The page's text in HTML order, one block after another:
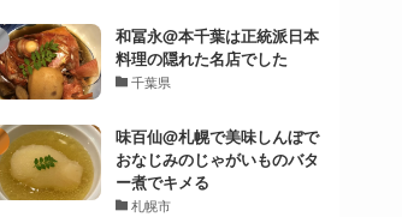
和冨永@本千葉は正統派日本
料理の隠れた名店でした
千葉県
味百仙@札幌で美味しんぼで
おなじみのじゃがいものバタ
ー煮でキメる
札幌市